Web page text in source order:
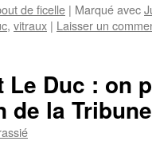
de ficelle | Marqué avec
, vitraux | Laisser un
Le Duc : on
la